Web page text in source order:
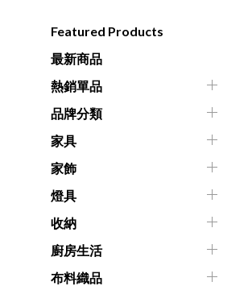
Featured Products
最新商品
熱銷單品
品牌分類
家具
家飾
燈具
收納
廚房生活
布料織品